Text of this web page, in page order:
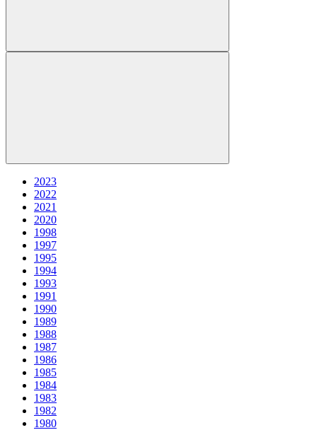
2023
2022
2021
2020
1998
1997
1995
1994
1993
1991
1990
1989
1988
1987
1986
1985
1984
1983
1982
1980